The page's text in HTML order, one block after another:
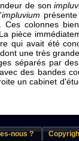
de son
impluvium
Ces colonnes
pièce
qui avait été
une très
séparés par
des bandes
un cabinet
nous ?